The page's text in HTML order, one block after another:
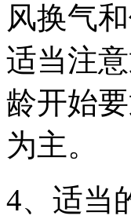
风换气
适当注
龄开始
为主。
4、适当